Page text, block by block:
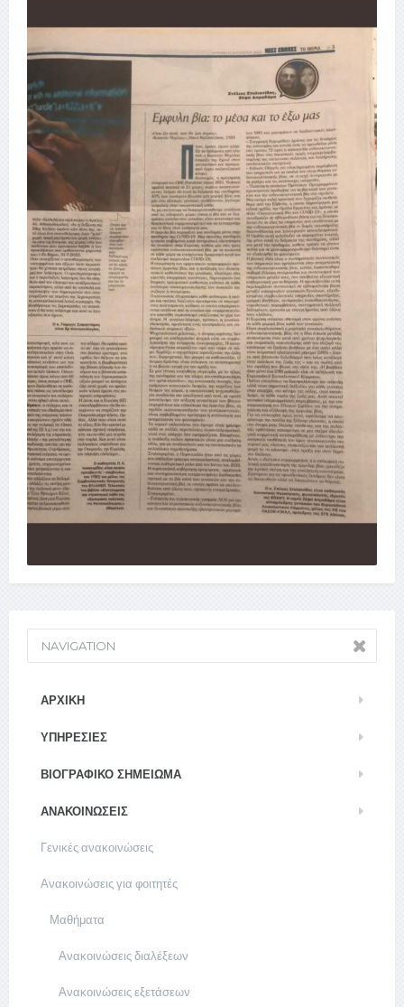
NAVIGATION
ΑΡΧΙΚΉ
ΥΠΗΡΕΣΊΕΣ
ΒΙΟΓΡΑΦΙΚΌ ΣΗΜΕΊΩΜΑ
ΑΝΑΚΟΙΝΏΣΕΙΣ
Γενικές ανακοινώσεις
Ανακοινώσεις για φοιτητές
Μαθήματα
Ανακοινώσεις διαλέξεων
Ανακοινώσεις εξετάσεων